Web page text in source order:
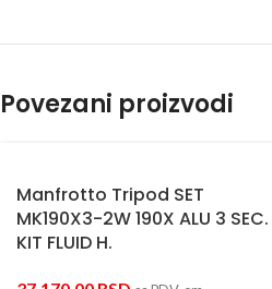
Povezani proizvodi
Manfrotto Tripod SET
MK190X3-2W 190X ALU 3 SEC.
KIT FLUID H.